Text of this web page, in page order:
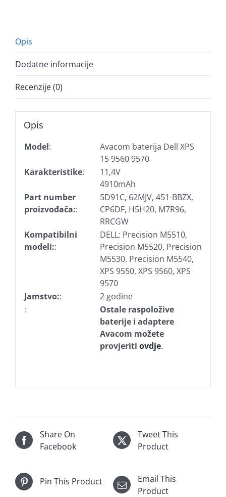
Opis
Dodatne informacije
Recenzije (0)
Opis
Model:
Avacom baterija Dell XPS
15 9560 9570
Karakteristike:
11,4V
4910mAh
Part number
proizvođača::
5D91C, 62MJV, 451-BBZX,
CP6DF, H5H20, M7R96,
RRCGW
Kompatibilni
modeli::
DELL: Precision M5510,
Precision M5520, Precision
M5530, Precision M5540,
XPS 9550, XPS 9560, XPS
9570
Jamstvo::
2 godine
:
Ostale raspoložive
baterije i adaptere
Avacom možete
provjeriti ovdje.
Share On
Facebook
Tweet This
Product
Pin This Product
Email This
Product